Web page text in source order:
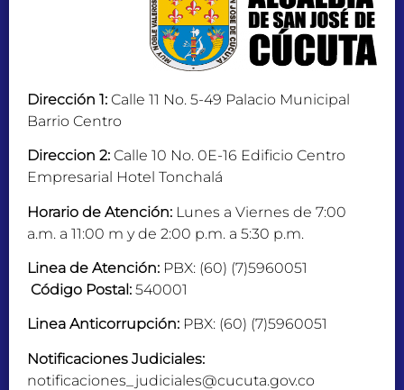
Dirección 1: Calle 11 No. 5-49 Palacio Municipal
Barrio Centro
Direccion 2: Calle 10 No. 0E-16 Edificio Centro
Empresarial Hotel Tonchalá
Horario de Atención: Lunes a Viernes de 7:00
a.m. a 11:00 m y de 2:00 p.m. a 5:30 p.m.
Linea de Atención: PBX: (60) (7)5960051
Código Postal: 540001
Linea Anticorrupción: PBX: (60) (7)5960051
Notificaciones Judiciales:
notificaciones_judiciales@cucuta.gov.co